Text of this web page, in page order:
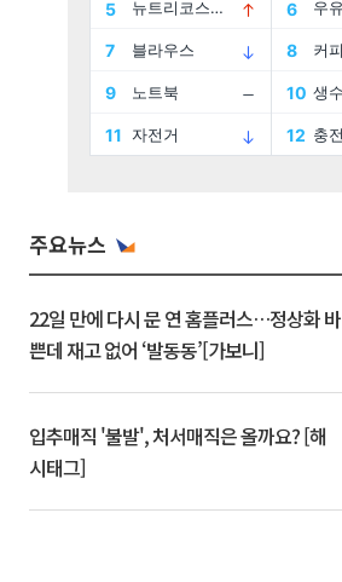
주요뉴스
22일 만에 다시 문 연 홈플러스…정상화 바
쁜데 재고 없어 ‘발동동’[가보니]
입추매직 '불발', 처서매직은 올까요? [해
시태그]